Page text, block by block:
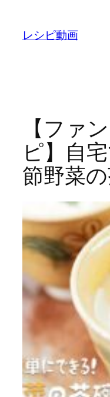
レシピ動画
【ファ
ピ】自
節野菜